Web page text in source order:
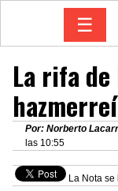
☰
La rifa
Por: Norberto
las 10:55
La Nota